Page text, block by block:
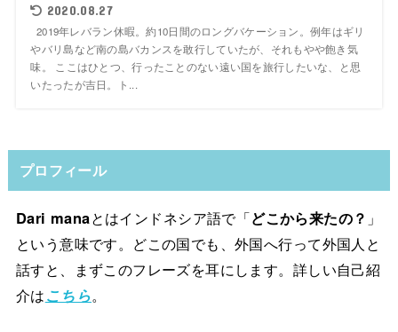
2020.08.27
2019年レバラン休暇。約10日間のロングバケーション。例年はギリ
やバリ島など南の島バカンスを敢行していたが、それもやや飽き気
味。 ここはひとつ、行ったことのない遠い国を旅行したいな、と思
いたったが吉日。ト...
プロフィール
Dari manaとはインドネシア語で「どこから来たの？ 」
という意味です。どこの国でも、外国へ行って外国人と
話すと、まずこのフレーズを耳にします。詳しい自己紹
介はこちら。